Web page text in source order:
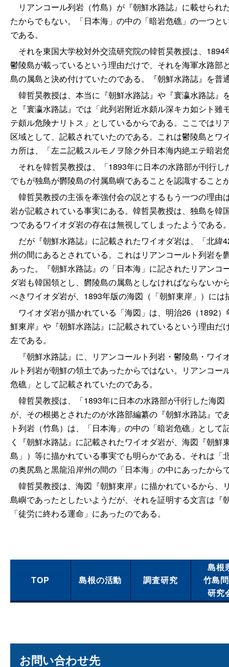
リアンコール列岩（竹島）が『朝鮮水路誌』に載せられ
たからでもない。「日本海」の中の「暗岩危礁」の一つ
である。
それを東国大学校対外交流研究院の韓哲昊教授は、
鬱陵島が載っているという理由だけで、それを海軍水路
島の属島と決め付けていたのである。『朝鮮水路誌』を
韓哲昊教授は、本当に『朝鮮水路誌』や『寰瀛水路誌』
と『寰瀛水路誌』では「此列岩附近水頗ル深キカ如シト
テ頗ル危険ナリトス」としているからである。ここでは
区域として、記載されていたのである。これは鬱陵島と
カ所は、「左ニ記載スルモノヲ除ク外日本海内絶エテ暗
それを韓哲昊教授は、「1893年に日本の水路部が刊行
でもが独島が欝陵島の付属島嶼であることを認識するこ
韓哲昊教授の主張を牽強付会の説とするもう一つの理由
岩が記載されている事実にある。韓哲昊教授は、独島を
つであるワイオダ岩の存在は無視してしまったようである
だが『朝鮮水路誌』に記載されたワイオダ岩は、「北緯
州の間にあるとされている。これはリアンコールト列岩
あった。『朝鮮水路誌』の「日本海」に記されたリアン
ダ岩も韓国領とし、欝陵島の属島としなければならない
べきワイオダ岩が、1893年版の海図（「朝鮮東岸」）に
ワイオダ岩が描かれている「海図」は、明治26（1892
鮮東岸』や『朝鮮水路誌』に記載されているという理由
左である。
『朝鮮水路誌』に、リアンコールト列岩・鬱陵島・ワイ
ルト列岩が朝鮮の領土であったからではない。リアンコ
危礁」として記載されていたのである。
韓哲昊教授は、「1893年に日本の水路部が刊行した海
が、その根拠とされたのが水路部編纂の『朝鮮水路誌』
ト列岩（竹島）は、「日本海」の中の「暗岩危礁」とし
く『朝鮮水路誌』に記載されたワイオダ岩が、海図『朝
島」）等に描かれている事実でも明らかである。それは
の奥尻島と黒龍沿岸州の間の「日本海」の中にあったから
韓哲昊教授は、海図『朝鮮東岸』に描かれているから、
島嶼であったとしたいようだが、それを証明する文言は
「徒労に終わる運命」にあったのである。
TOP 島根の活動 調査研究
島根
竹島
研究
お問い合わせ先